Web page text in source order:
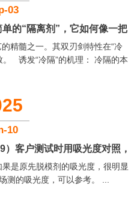
择一款高品质的、与所铸合金匹
态的协同： 铝合金中含铁量低于
03
的“隔离剂”，它如何像一把
隔”与“气孔”这类核心缺陷？
精髓之一。其双刃剑特性在“冷
。 诱发“冷隔”的机理： 冷隔的本
，造成局部“过冷区”。率先接触此
极薄的冷皮，当后续金属流到来
晰的冷隔缝隙。这正是文件中指
10
客户测试时用吸光度对照，
吗
是原先脱模剂的吸光度，很明显
测的吸光度，可以参考。 ...